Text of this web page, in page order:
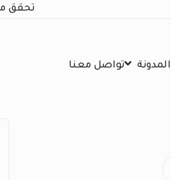
تحقق
المدونة تواصل معنا